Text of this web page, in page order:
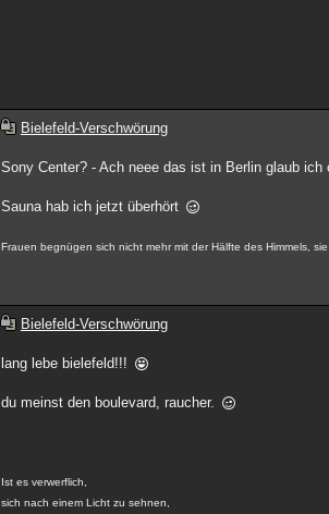
Bielefeld-Verschwörung
Sony Center? - Ach neee das ist in Berlin glaub ich
Sauna hab ich jetzt überhört
Frauen begnügen sich nicht mehr mit der Hälfte des Himmels,
Bielefeld-Verschwörung
lang lebe bielefeld!!!
du meinst den boulevard, raucher.
Ist es verwerflich,
sich nach einem Licht zu sehnen,